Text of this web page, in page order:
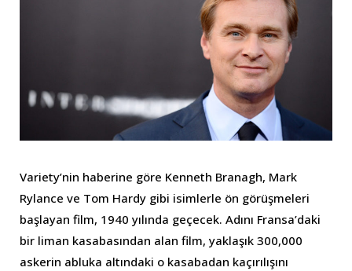
Variety’nin haberine göre Kenneth Branagh, Mark
Rylance ve Tom Hardy gibi isimlerle ön görüşmeleri
başlayan film, 1940 yılında geçecek. Adını Fransa’daki
bir liman kasabasından alan film, yaklaşık 300,000
askerin abluka altındaki o kasabadan kaçırılışını